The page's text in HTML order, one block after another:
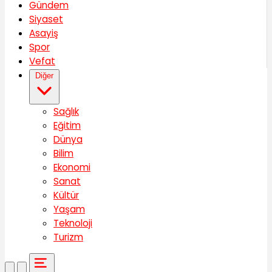
Gündem
Siyaset
Asayiş
Spor
Vefat
Diğer
Sağlık
Eğitim
Dünya
Bilim
Ekonomi
Sanat
Kültür
Yaşam
Teknoloji
Turizm